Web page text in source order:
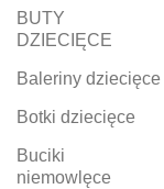
BUTY
DZIECIĘCE
Baleriny dziecięce
Botki dziecięce
Buciki
niemowlęce